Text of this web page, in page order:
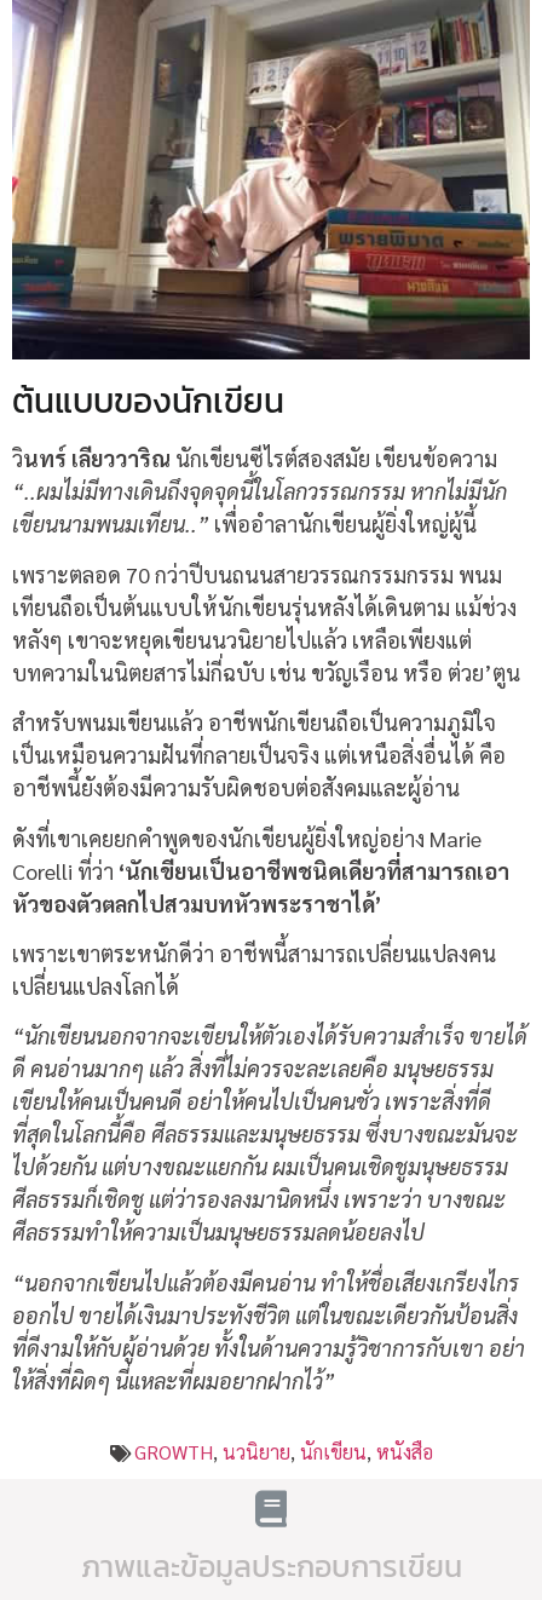
ต้นแบบของนักเขียน
วินทร์ เลียววาริณ นักเขียนซีไรต์สองสมัย เขียนข้อความ
“..ผมไม่มีทางเดินถึงจุดจุดนี้ในโลกวรรณกรรม หากไม่มีนัก
เขียนนามพนมเทียน..” เพื่ออำลานักเขียนผู้ยิ่งใหญ่ผู้นี้
เพราะตลอด 70 กว่าปีบนถนนสายวรรณกรรมกรรม พนม
เทียนถือเป็นต้นแบบให้นักเขียนรุ่นหลังได้เดินตาม แม้ช่วง
หลังๆ เขาจะหยุดเขียนนวนิยายไปแล้ว เหลือเพียงแต่
บทความในนิตยสารไม่กี่ฉบับ เช่น ขวัญเรือน หรือ ต่วย’ตูน
สำหรับพนมเขียนแล้ว อาชีพนักเขียนถือเป็นความภูมิใจ
เป็นเหมือนความฝันที่กลายเป็นจริง แต่เหนือสิ่งอื่นได้ คือ
อาชีพนี้ยังต้องมีความรับผิดชอบต่อสังคมและผู้อ่าน
ดังที่เขาเคยยกคำพูดของนักเขียนผู้ยิ่งใหญ่อย่าง Marie
Corelli ที่ว่า ‘นักเขียนเป็นอาชีพชนิดเดียวที่สามารถเอา
หัวของตัวตลกไปสวมบทหัวพระราชาได้’
เพราะเขาตระหนักดีว่า อาชีพนี้สามารถเปลี่ยนแปลงคน
เปลี่ยนแปลงโลกได้
“นักเขียนนอกจากจะเขียนให้ตัวเองได้รับความสำเร็จ ขายได้
ดี คนอ่านมากๆ แล้ว สิ่งที่ไม่ควรจะละเลยคือ มนุษยธรรม
เขียนให้คนเป็นคนดี อย่าให้คนไปเป็นคนชั่ว เพราะสิ่งที่ดี
ที่สุดในโลกนี้คือ ศีลธรรมและมนุษยธรรม ซึ่งบางขณะมันจะ
ไปด้วยกัน แต่บางขณะแยกกัน ผมเป็นคนเชิดชูมนุษยธรรม
ศีลธรรมก็เชิดชู แต่ว่ารองลงมานิดหนึ่ง เพราะว่า บางขณะ
ศีลธรรมทำให้ความเป็นมนุษยธรรมลดน้อยลงไป
“นอกจากเขียนไปแล้วต้องมีคนอ่าน ทำให้ชื่อเสียงเกรียงไกร
ออกไป ขายได้เงินมาประทังชีวิต แต่ในขณะเดียวกันป้อนสิ่ง
ที่ดีงามให้กับผู้อ่านด้วย ทั้งในด้านความรู้วิชาการกับเขา อย่า
ให้สิ่งที่ผิดๆ นี่แหละที่ผมอยากฝากไว้”
GROWTH, นวนิยาย, นักเขียน, หนังสือ
ภาพและข้อมูลประกอบการเขียน